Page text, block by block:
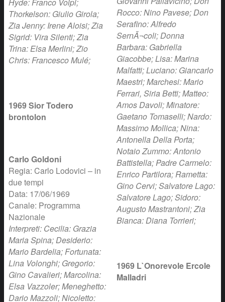
Thorkelson: Giulio Girola;
Zia Jenny: Irene Aloisi; Zia
Sigrid: Vira Silenti; Zia
Trina: Elsa Merlini; Zio
Chris: Francesco Mulé;
1969 Sior Todero
brontolon
Carlo Goldoni
Regia: Carlo Lodovici – in
due tempi
Data: 17/06/1969
Canale: Programma
Nazionale
Interpreti: Cecilia: Grazia
Maria Spina; Desiderio:
Mario Bardelia; Fortunata:
Lina Volonghi; Gregorio:
Gino Cavalieri; Marcolina:
Elsa Vazzoler; Meneghetto:
Dario Mazzoli; Nicoletto:
Rocco: Nino Pavese; Don
Serafino: Alfredo
SernÃ¬coli; Donna
Barbara: Gabriella
Giacobbe; Lisa: Marina
Malfatti; Luciano: Giancarlo
Maestri; Marchesi: Mario
Ferrari, Siria Betti; Matteo:
Amos Davoli; Minatore:
Gaetano Tomaselli; Nardo:
Massimo Mollica; Nina:
Antonella Della Porta;
Notaio Zummo: Antonio
Battistella; Padre Carmelo:
Enrico Partilora; Rametta:
Gino Cervi; Salvatore Lago:
Salvatore Lago; Sidoro:
Augusto Mastrantoni; Zia
Bianca: Diana Torrieri;
1969 L`Onorevole Ercole
Malladri